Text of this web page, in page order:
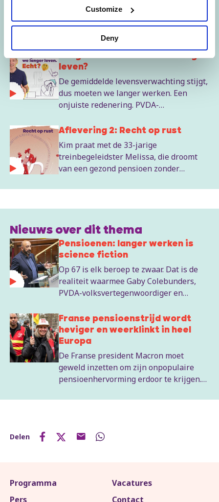
Customize
Deny
Volgens de regering is er te veel werk
voor het aantal arbeidskrachten, en
moeten we daarom allemaal langer
werken. Is dat echt zo? Kim De Witte
ontmaskert samen met Gaby
Colebunders een nieuw
pensioenfabeltje.
Langer werken omdat we langer
leven?
De gemiddelde levensverwachting stijgt,
dus moeten we langer werken. Een
onjuiste redenering. PVDA-
ontmaskert dit fabeltje, samen met Gaby
Colebunders en de mensen op straat.
Aflevering 2: Recht op rust
Kim praat met de 33-jarige
treinbegeleidster Melissa, die droomt
van een gezond pensioen zonder
spreken is over de almaar stijgende
Nieuws over dit thema
Pensioenen: langer werken is
science fiction
Op 67 is elk beroep te zwaar. Dat is de
realiteit waarmee Gaby Colebunders,
PVDA-volksvertegenwoordiger en
ministers confronteert.
Franse pensioenstrijd wordt
heviger en weerklinkt in heel
Europa
De Franse president Macron moet
geweld inzetten om zijn onpopulaire
pensioenhervorming erdoor te krijgen.
klasse – en zelfs de
worden de mensen steeds bozer.
Delen
Programma
Vacatures
Pers
Contact